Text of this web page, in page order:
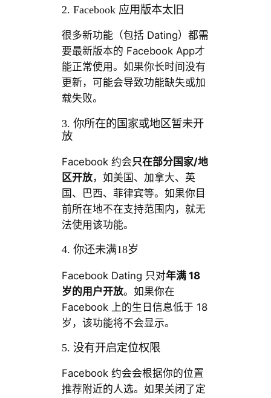
2. Facebook 应用版本太旧
很多新功能（包括 Dating）都需
要最新版本的 Facebook App才
能正常使用。如果你长时间没有
更新，可能会导致功能缺失或加
载失败。
3. 你所在的国家或地区暂未开
放
Facebook 约会只在部分国家/地
区开放，如美国、加拿大、英
国、巴西、菲律宾等。如果你目
前所在地不在支持范围内，就无
法使用该功能。
4. 你还未满18岁
Facebook Dating 只对年满 18
岁的用户开放。如果你在
Facebook 上的生日信息低于 18
岁，该功能将不会显示。
5. 没有开启定位权限
Facebook 约会会根据你的位置
推荐附近的人选。如果关闭了定